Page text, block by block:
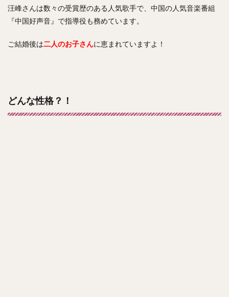
汪峰さんは数々の受賞歴のある人気歌手で、中国の人気音楽番組
『中国好声音』で指導役も務めています。
ご結婚後は二人のお子さんに恵まれていますよ！
どんな性格？！